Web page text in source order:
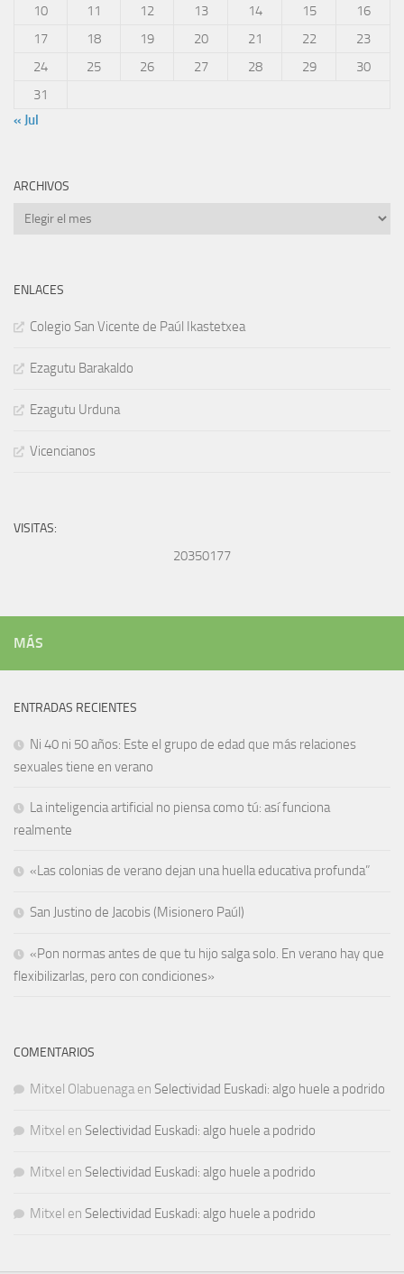
10
11 12 13 14 15
16
17
18 19 20 21 22
23
24
25 26 27 28 29
30
31
« Jul
ARCHIVOS
Archivos
ENLACES
Colegio San Vicente de Paúl Ikastetxea
Ezagutu Barakaldo
Ezagutu Urduna
Vicencianos
VISITAS:
20350177
MÁS
ENTRADAS RECIENTES
Ni 40 ni 50 años: Este el grupo de edad que más relaciones
sexuales tiene en verano
La inteligencia artificial no piensa como tú: así funciona
realmente
«Las colonias de verano dejan una huella educativa profunda”
San Justino de Jacobis (Misionero Paúl)
«Pon normas antes de que tu hijo salga solo. En verano hay que
flexibilizarlas, pero con condiciones»
COMENTARIOS
Mitxel Olabuenaga en Selectividad Euskadi: algo huele a podrido
Mitxel en Selectividad Euskadi: algo huele a podrido
Mitxel en Selectividad Euskadi: algo huele a podrido
Mitxel en Selectividad Euskadi: algo huele a podrido